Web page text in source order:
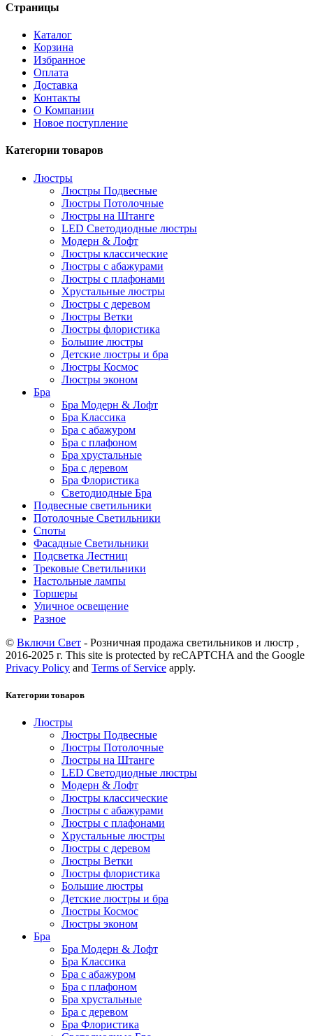
Страницы
Каталог
Корзина
Избранное
Оплата
Доставка
Контакты
О Компании
Новое поступление
Категории товаров
Люстры
Люстры Подвесные
Люстры Потолочные
Люстры на Штанге
LED Светодиодные люстры
Модерн & Лофт
Люстры классические
Люстры с абажурами
Люстры с плафонами
Хрустальные люстры
Люстры с деревом
Люстры Ветки
Люстры флористика
Большие люстры
Детские люстры и бра
Люстры Космос
Люстры эконом
Бра
Бра Модерн & Лофт
Бра Классика
Бра с абажуром
Бра с плафоном
Бра хрустальные
Бра с деревом
Бра Флористика
Светодиодные Бра
Подвесные светильники
Потолочные Светильники
Споты
Фасадные Светильники
Подсветка Лестниц
Трековые Светильники
Настольные лампы
Торшеры
Уличное освещение
Разное
© Включи Свет - Розничная продажа светильников и люстр ,
2016-2025 г. This site is protected by reCAPTCHA and the Google
Privacy Policy and Terms of Service apply.
Категории товаров
Люстры
Люстры Подвесные
Люстры Потолочные
Люстры на Штанге
LED Светодиодные люстры
Модерн & Лофт
Люстры классические
Люстры с абажурами
Люстры с плафонами
Хрустальные люстры
Люстры с деревом
Люстры Ветки
Люстры флористика
Большие люстры
Детские люстры и бра
Люстры Космос
Люстры эконом
Бра
Бра Модерн & Лофт
Бра Классика
Бра с абажуром
Бра с плафоном
Бра хрустальные
Бра с деревом
Бра Флористика